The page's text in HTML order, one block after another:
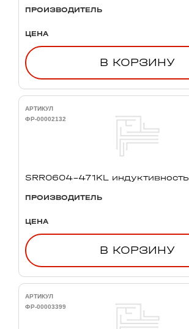
ПРОИЗВОДИТЕЛЬ
ЦЕНА
В КОРЗИНУ
АРТИКУЛ
ФР-00002132
SRR0604-471KL индуктивность
ПРОИЗВОДИТЕЛЬ
ЦЕНА
В КОРЗИНУ
АРТИКУЛ
ФР-00003399